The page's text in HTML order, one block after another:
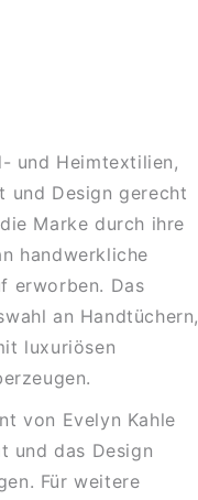
und Heimtextilien,
und Design gerecht
Marke durch ihre
handwerkliche
erworben. Das
an Handtüchern,
luxuriösen
von Evelyn Kahle
und das Design
Für weitere